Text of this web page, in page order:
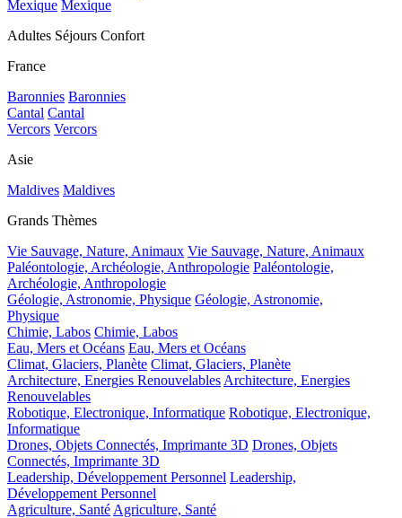
Mexique Mexique
Adultes Séjours Confort
France
Baronnies Baronnies
Cantal Cantal
Vercors Vercors
Asie
Maldives Maldives
Grands Thèmes
Vie Sauvage, Nature, Animaux Vie Sauvage, Nature, Animaux
Paléontologie, Archéologie, Anthropologie Paléontologie,
Archéologie, Anthropologie
Géologie, Astronomie, Physique Géologie, Astronomie,
Physique
Chimie, Labos Chimie, Labos
Eau, Mers et Océans Eau, Mers et Océans
Climat, Glaciers, Planète Climat, Glaciers, Planète
Architecture, Energies Renouvelables Architecture, Energies
Renouvelables
Robotique, Electronique, Informatique Robotique, Electronique,
Informatique
Drones, Objets Connectés, Imprimante 3D Drones, Objets
Connectés, Imprimante 3D
Leadership, Développement Personnel Leadership,
Développement Personnel
Agriculture, Santé Agriculture, Santé